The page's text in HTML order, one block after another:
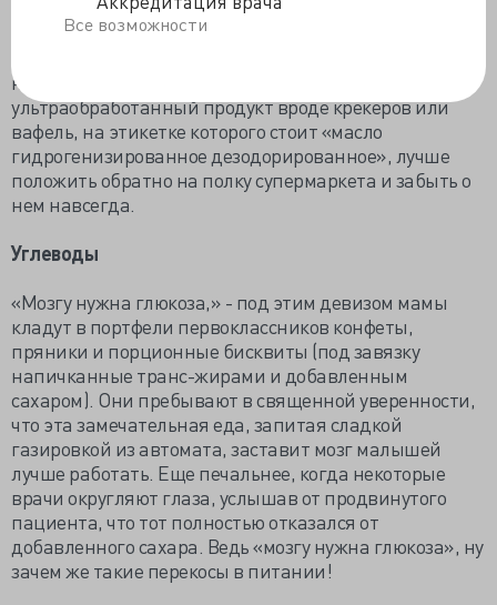
Все возможности
количестве в молоке, масле и некоторых видах
красного мяса, то станет понятно – этот самый 1%
натуральных транс-жиров. А любой
ультраобработанный продукт вроде крекеров или
вафель, на этикетке которого стоит «масло
гидрогенизированное дезодорированное», лучше
положить обратно на полку супермаркета и забыть о
нем навсегда.
Углеводы
«Мозгу нужна глюкоза,» - под этим девизом мамы
кладут в портфели первоклассников конфеты,
пряники и порционные бисквиты (под завязку
напичканные транс-жирами и добавленным
сахаром). Они пребывают в священной уверенности,
что эта замечательная еда, запитая сладкой
газировкой из автомата, заставит мозг малышей
лучше работать. Еще печальнее, когда некоторые
врачи округляют глаза, услышав от продвинутого
пациента, что тот полностью отказался от
добавленного сахара. Ведь «мозгу нужна глюкоза», ну
зачем же такие перекосы в питании!